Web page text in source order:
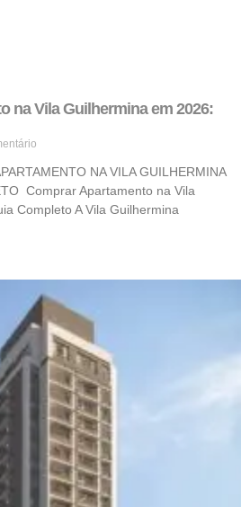
na Vila Guilhermina em 2026:
NA VILA GUILHERMINA
Comprar Apartamento na Vila
Completo A Vila Guilhermina